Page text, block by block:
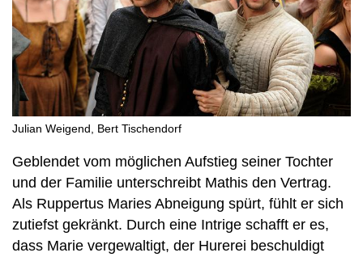
Julian Weigend, Bert Tischendorf
Geblendet vom möglichen Aufstieg seiner Tochter
und der Familie unterschreibt Mathis den Vertrag.
Als Ruppertus Maries Abneigung spürt, fühlt er sich
zutiefst gekränkt. Durch eine Intrige schafft er es,
dass Marie vergewaltigt, der Hurerei beschuldigt